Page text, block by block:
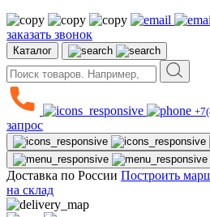
заказать звонок
Каталог
запрос
Доставка по России Построить
на склад